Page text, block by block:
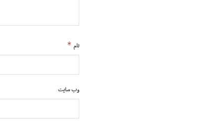
نام *
وب‌ سایت